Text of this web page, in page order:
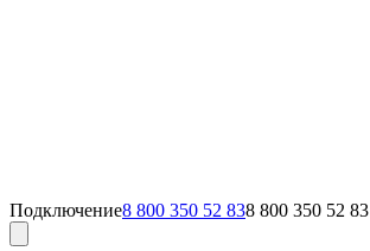
Подключение8 800 350 52 838 800 350 52 83